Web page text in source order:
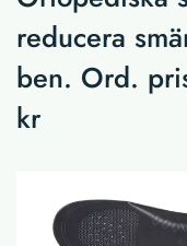
reducera
ben. Ord.
kr